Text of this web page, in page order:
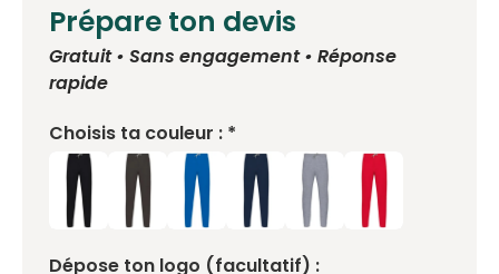
Prépare ton devis
Gratuit • Sans engagement • Réponse
rapide
Choisis ta couleur : *
Dépose ton logo (facultatif) :